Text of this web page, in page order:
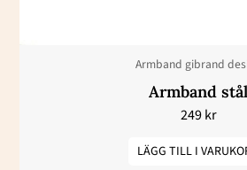
Armband gibrand
Armband stål
249kr
LÄGG TILL I